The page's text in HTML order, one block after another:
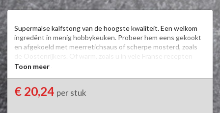
Supermalse kalfstong van de hoogste kwaliteit. Een welkom
ingredënt in menig hobbykeuken. Probeer hem eens gekookt
en afgekoeld met meerretichsaus of scherpe mosterd, zoals
de Oostenrijkers. Of warm, zoals u in vele Franse recepten
kunt vinden.
openingstijden naar 077-3061723 om te horen of dit product
Toon meer
€ 20,24 per stuk